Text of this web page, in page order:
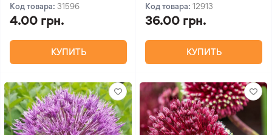
Код товара: 31596
4.00 грн.
КУПИТЬ
Код товара: 12913
36.00 грн.
КУПИТЬ